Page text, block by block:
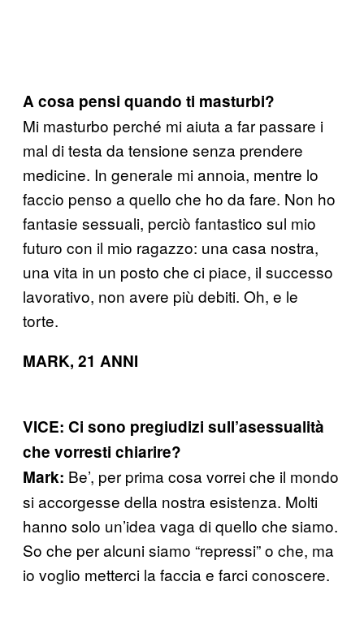
A cosa pensi quando ti masturbi?
Mi masturbo perché mi aiuta a far passare i
mal di testa da tensione senza prendere
medicine. In generale mi annoia, mentre lo
faccio penso a quello che ho da fare. Non ho
fantasie sessuali, perciò fantastico sul mio
futuro con il mio ragazzo: una casa nostra,
una vita in un posto che ci piace, il successo
lavorativo, non avere più debiti. Oh, e le
torte.
MARK, 21 ANNI
VICE: Ci sono pregiudizi sull’asessualità
che vorresti chiarire?
Mark: Be’, per prima cosa vorrei che il mondo
si accorgesse della nostra esistenza. Molti
hanno solo un’idea vaga di quello che siamo.
So che per alcuni siamo “repressi” o che, ma
io voglio metterci la faccia e farci conoscere.